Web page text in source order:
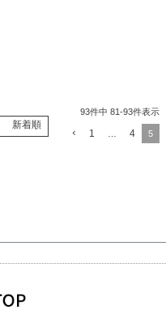
新着順
93件中 81-93件表示
1 4 5